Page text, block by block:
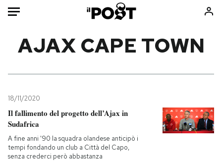
Mondo
Politica
Tecnologia
Internet
Scienza
Consumismi
Ok Boomer!
AJAX CAPE TOWN
18/11/2020
Il fallimento del progetto dell’Ajax in
Sudafrica
A fine anni '90 la squadra olandese anticipò i
tempi fondando un club a Città del Capo,
senza crederci però abbastanza